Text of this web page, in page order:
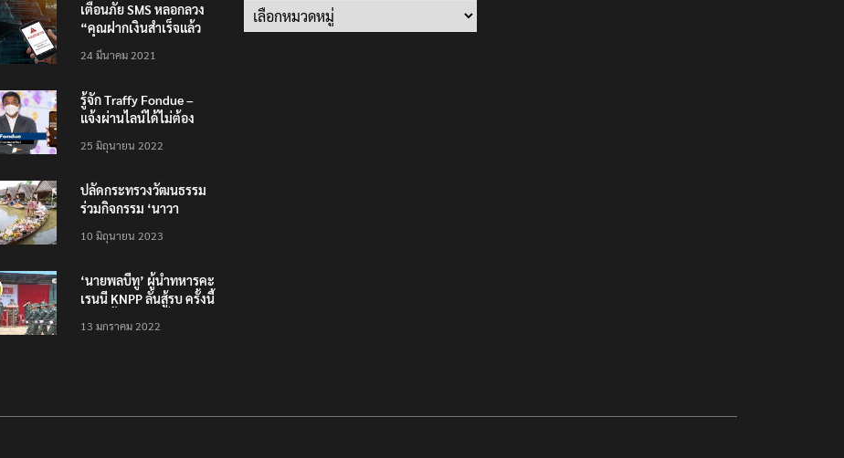
เตือนภัย SMS หลอกลวง
“คุณฝากเงินสำเร็จแล้ว
200,000 บาท”
24 มีนาคม 2021
รู้จัก Traffy Fondue –
แจ้งผ่านไลน์ได้ไม่ต้อง
ทั่วไทย ไม่ใช่แค่ในกรุง
25 มิถุนายน 2022
ปลัดกระทรวงวัฒนธรรม
ร่วมกิจกรรม ‘นาวา
ตักบาตรทางน้ำ
10 มิถุนายน 2023
‘นายพลบีทู’ ผู้นำทหารคะ
เรนนี KNPP ลั่นสู้รบ ครั้งนี้
ประชาชนต้องชนะ
13 มกราคม 2022
Categories